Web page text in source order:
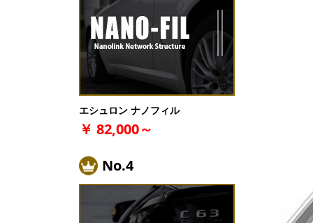
エシュロン ナノフィル
￥ 82,000～
No.4